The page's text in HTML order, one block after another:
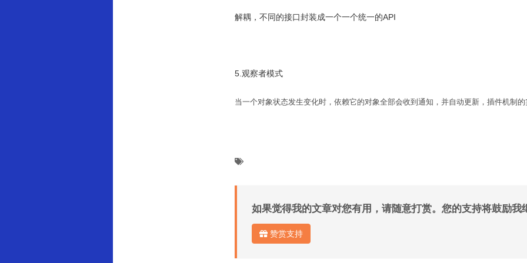
解耦，不同的接口封装成一个一个统一的API
5.观察者模式
当一个对象状态发生变化时，依赖它的对象全部会收到通知，并自动更新，插件机制的
如果觉得我的文章对您有用，请随意打赏。您的支持将鼓励我
赞赏支持